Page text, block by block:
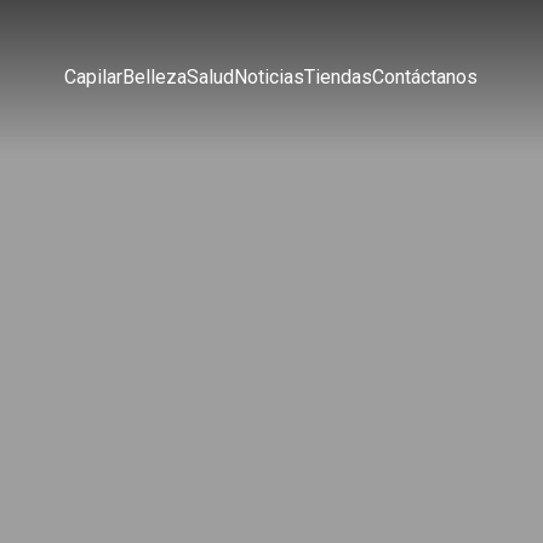
CapilarBellezaSaludNoticiasTiendasContáctanos